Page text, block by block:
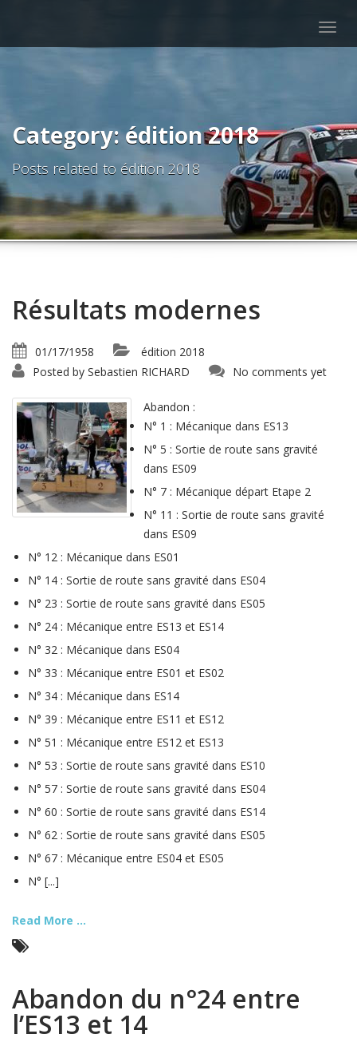
Category: édition 2018
Posts related to édition 2018
Résultats modernes
01/17/1958
édition 2018
Posted by Sebastien RICHARD No comments yet
Abandon :
N° 1 : Mécanique dans ES13
N° 5 : Sortie de route sans gravité
dans ES09
N° 7 : Mécanique départ Etape 2
N° 11 : Sortie de route sans gravité
dans ES09
N° 12 : Mécanique dans ES01
N° 14 : Sortie de route sans gravité dans ES04
N° 23 : Sortie de route sans gravité dans ES05
N° 24 : Mécanique entre ES13 et ES14
N° 32 : Mécanique dans ES04
N° 33 : Mécanique entre ES01 et ES02
N° 34 : Mécanique dans ES14
N° 39 : Mécanique entre ES11 et ES12
N° 51 : Mécanique entre ES12 et ES13
N° 53 : Sortie de route sans gravité dans ES10
N° 57 : Sortie de route sans gravité dans ES04
N° 60 : Sortie de route sans gravité dans ES14
N° 62 : Sortie de route sans gravité dans ES05
N° 67 : Mécanique entre ES04 et ES05
N° [...]
Read More ...
Abandon du n°24 entre
l’ES13 et 14